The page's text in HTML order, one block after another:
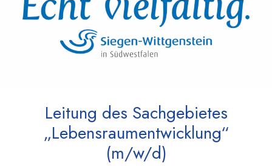
Leitung des Sachgebietes
„Lebensraumentwicklung“
(m/w/d)